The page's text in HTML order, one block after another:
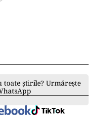
toate știrile? Urmărește